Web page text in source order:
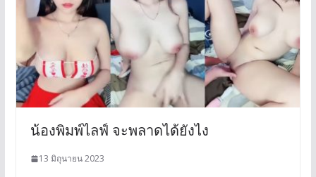
น้องพิมพ์ไลฟ์ จะพลาดได้ยังไง
13 มิถุนายน 2023